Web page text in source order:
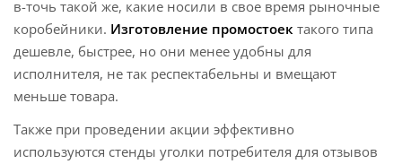
в-точь такой же, какие носили в свое время рыночные
коробейники. Изготовление промостоек такого типа
дешевле, быстрее, но они менее удобны для
исполнителя, не так респектабельны и вмещают
меньше товара.
Также при проведении акции эффективно
используются стенды уголки потребителя для отзывов